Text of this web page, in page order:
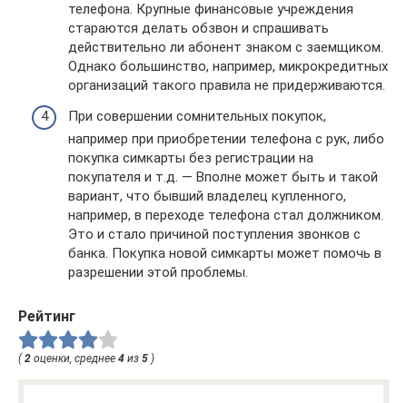
телефона. Крупные финансовые учреждения
стараются делать обзвон и спрашивать
действительно ли абонент знаком с заемщиком.
Однако большинство, например, микрокредитных
организаций такого правила не придерживаются.
При совершении сомнительных покупок,
например при приобретении телефона с рук, либо
покупка симкарты без регистрации на
покупателя и т.д. — Вполне может быть и такой
вариант, что бывший владелец купленного,
например, в переходе телефона стал должником.
Это и стало причиной поступления звонков с
банка. Покупка новой симкарты может помочь в
разрешении этой проблемы.
Рейтинг
( 2 оценки, среднее 4 из 5 )